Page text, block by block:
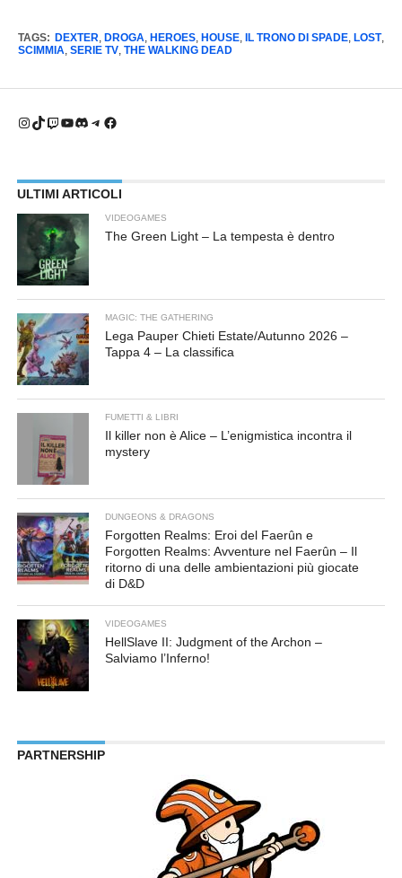
TAGS: DEXTER DROGA HEROES, HOUSE, IL TRONO DI SPADE, LOST,
SCIMMIA SERIE TV, THE WALKING DEAD
Instagram
TikTok
Twitch
YouTube
Discord
Telegram
Facebook
ULTIMI ARTICOLI
VIDEOGAMES
The Green Light – La tempesta è dentro
MAGIC: THE GATHERING
Lega Pauper Chieti Estate/Autunno 2026 –
Tappa 4 – La classifica
FUMETTI & LIBRI
Il killer non è Alice – L’enigmistica incontra il
mystery
DUNGEONS & DRAGONS
Forgotten Realms: Eroi del Faerûn e
Forgotten Realms: Avventure nel Faerûn – Il
ritorno di una delle ambientazioni più giocate
di D&D
VIDEOGAMES
HellSlave II: Judgment of the Archon –
Salviamo l’Inferno!
PARTNERSHIP